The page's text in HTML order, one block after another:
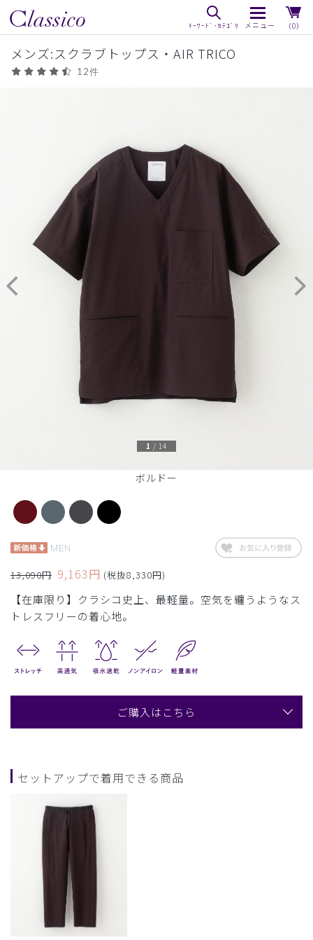
（0）
メンズ:スクラブトップス・AIR TRICO
12件
ボルドー
1 / 14
MEN
13,090円 9,163円 (税抜8,330円)
【在庫限り】クラシコ史上、最軽量。空気を纏うようなス
トレスフリーの着心地。
ご購入はこちら
セットアップで着用できる商品